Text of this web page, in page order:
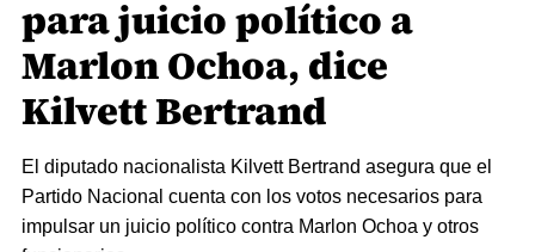
para juicio político a
Marlon Ochoa, dice
Kilvett Bertrand
El diputado nacionalista Kilvett Bertrand asegura que el
Partido Nacional cuenta con los votos necesarios para
impulsar un juicio político contra Marlon Ochoa y otros